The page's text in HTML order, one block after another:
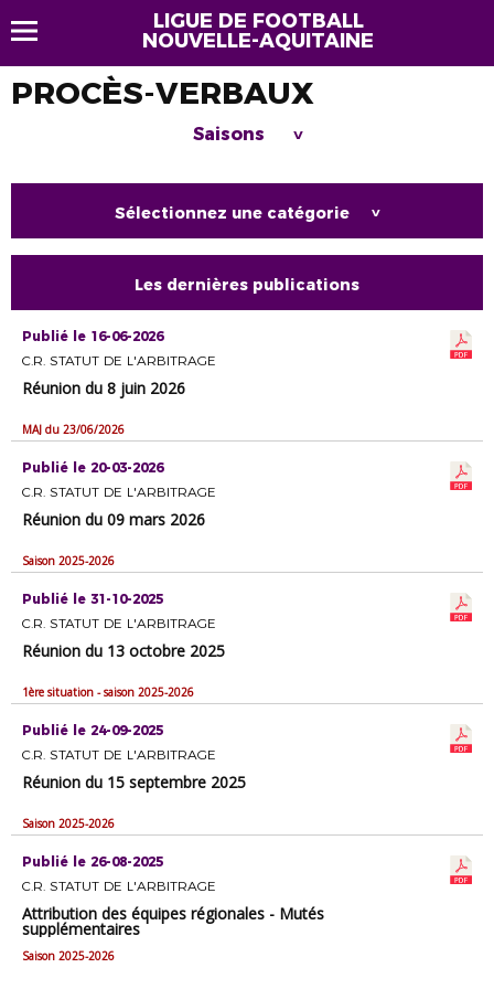
LIGUE DE FOOTBALL
NOUVELLE-AQUITAINE
PROCÈS-VERBAUX
Saisons >
Sélectionnez une catégorie >
Les dernières publications
Publié le 16-06-2026
C.R. STATUT DE L'ARBITRAGE
Réunion du 8 juin 2026
MAJ du 23/06/2026
Publié le 20-03-2026
C.R. STATUT DE L'ARBITRAGE
Réunion du 09 mars 2026
Saison 2025-2026
Publié le 31-10-2025
C.R. STATUT DE L'ARBITRAGE
Réunion du 13 octobre 2025
1ère situation - saison 2025-2026
Publié le 24-09-2025
C.R. STATUT DE L'ARBITRAGE
Réunion du 15 septembre 2025
Saison 2025-2026
Publié le 26-08-2025
C.R. STATUT DE L'ARBITRAGE
Attribution des équipes régionales - Mutés
supplémentaires
Saison 2025-2026